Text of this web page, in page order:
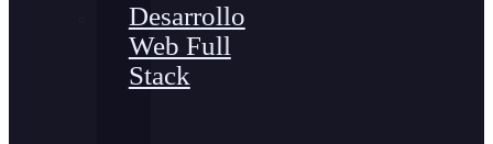
Desarrollo
Web Full
Stack